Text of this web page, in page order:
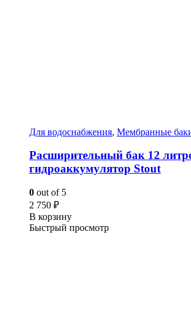
Для водоснабжения, Мембранные
Расширительный бак 12
гидроаккумулятор Stout
0 out of 5
2 750 ₽
В корзину
Быстрый просмотр